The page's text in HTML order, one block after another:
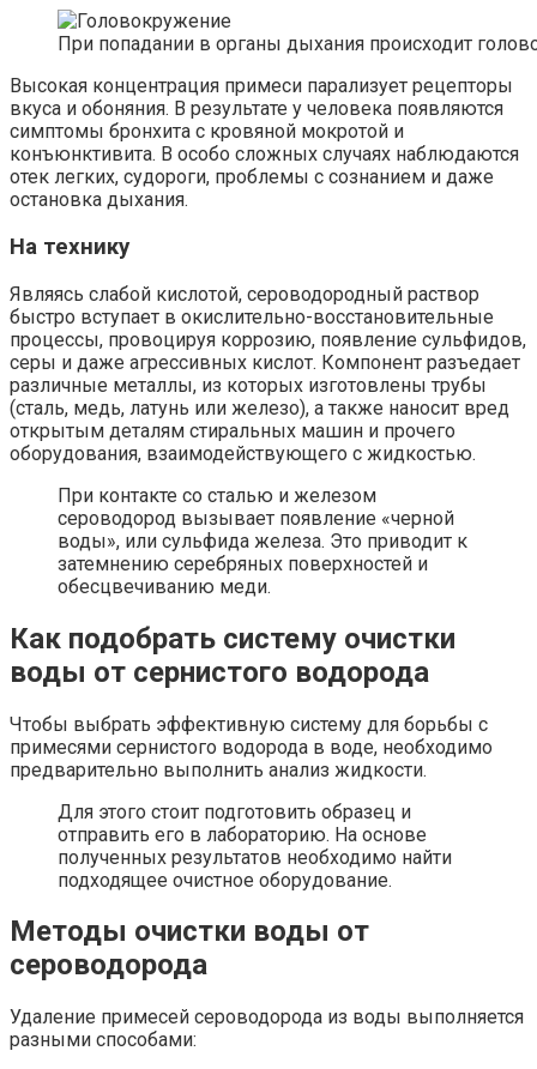
При попадании в органы дыхания происходит
Высокая концентрация примеси парализует рецепторы
вкуса и обоняния. В результате у человека появляются
симптомы бронхита с кровяной мокротой и
конъюнктивита. В особо сложных случаях наблюдаются
отек легких, судороги, проблемы с сознанием и даже
остановка дыхания.
На технику
Являясь слабой кислотой, сероводородный раствор
быстро вступает в окислительно-восстановительные
процессы, провоцируя коррозию, появление сульфидов,
серы и даже агрессивных кислот. Компонент разъедает
различные металлы, из которых изготовлены трубы
(сталь, медь, латунь или железо), а также наносит вред
открытым деталям стиральных машин и прочего
оборудования, взаимодействующего с жидкостью.
При контакте со сталью и железом
сероводород вызывает появление «черной
воды», или сульфида железа. Это приводит к
затемнению серебряных поверхностей и
обесцвечиванию меди.
Как подобрать систему очистки
воды от сернистого водорода
Чтобы выбрать эффективную систему для борьбы с
примесями сернистого водорода в воде, необходимо
предварительно выполнить анализ жидкости.
Для этого стоит подготовить образец и
отправить его в лабораторию. На основе
полученных результатов необходимо найти
подходящее очистное оборудование.
Методы очистки воды от
сероводорода
Удаление примесей сероводорода из воды выполняется
разными способами: